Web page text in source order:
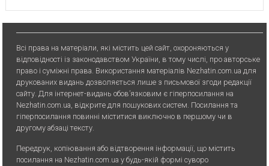
Всі права на матеріали, які містить цей сайт, охороняються у
відповідності із законодавством України, в тому числі, про авторське
право і суміжні права. Використання матерiалiв Nezhatin.com.ua для
друкованих видань дозволяється лише з письмової згоди редакції
сайту. Для iнтернет-видань обов’язковим є гiперпосилання на
Nezhatin.com.ua, відкрите для пошукових систем. Посилання та
гіперпосилання повинні міститися виключно в першому чи в
другому абзаці тексту.
Передрук, копiювання або вiдтворення iнформацiї, що мiстить
посилання на Nezhatin.com.ua у будь-якiй формi суворо